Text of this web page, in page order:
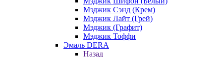
Мэджик Сэнд (Крем)
Мэджик Лайт (Грей)
Мэджик (Графит)
Мэджик Тоффи
Эмаль DERA
Назад